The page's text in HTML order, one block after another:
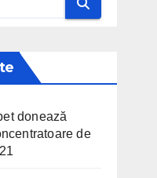
donează
de